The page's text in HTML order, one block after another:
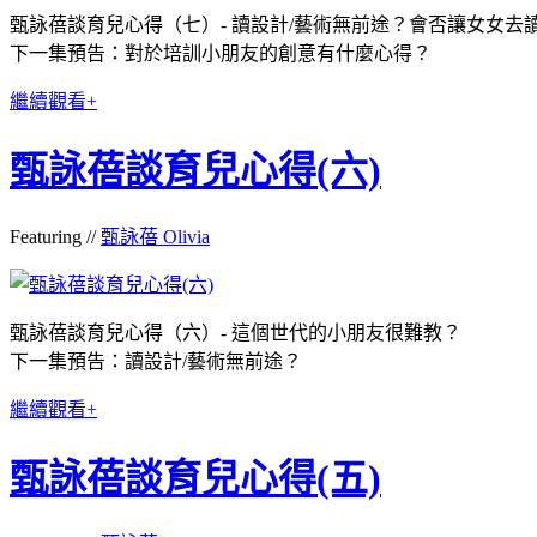
甄詠蓓談育兒心得（七）- 讀設計/藝術無前途？會否讓女女去
下一集預告：對於培訓小朋友的創意有什麼心得？
繼續觀看+
甄詠蓓談育兒心得(六)
Featuring // 甄詠蓓 Olivia
甄詠蓓談育兒心得（六）- 這個世代的小朋友很難教？
下一集預告：讀設計/藝術無前途？
繼續觀看+
甄詠蓓談育兒心得(五)